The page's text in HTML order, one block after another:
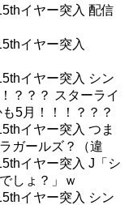
イヤー突入 配信
イヤー突入
イヤー突入 シン
？？？ スターライ
5月！！！？？？
イヤー突入 つま
ガールズ？（違
イヤー突入 J「シ
しょ？」ｗ
イヤー突入 シン